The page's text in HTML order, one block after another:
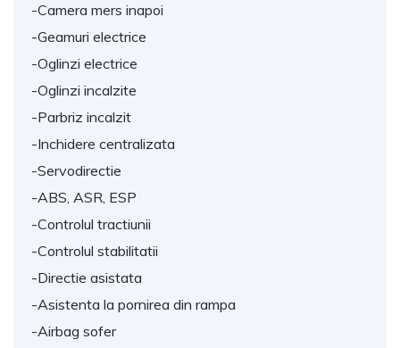
-Camera mers inapoi
-Geamuri electrice
-Oglinzi electrice
-Oglinzi incalzite
-Parbriz incalzit
-Inchidere centralizata
-Servodirectie
-ABS, ASR, ESP
-Controlul tractiunii
-Controlul stabilitatii
-Directie asistata
-Asistenta la pornirea din rampa
-Airbag sofer